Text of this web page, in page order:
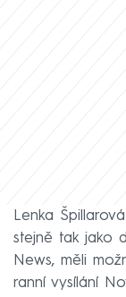
Lenka
stejně tak jako
News, měli
ranní vysílání